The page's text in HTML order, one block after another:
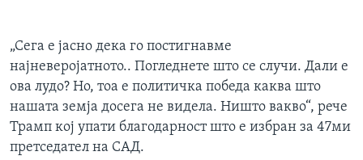
„Сега е јасно дека го постигнавме
најневеројатното.. Погледнете што се случи. Дали е
ова лудо? Но, тоа е политичка победа каква што
нашата земја досега не видела. Ништо вакво“, рече
Трамп кој упати благодарност што е избран за 47ми
претседател на САД.